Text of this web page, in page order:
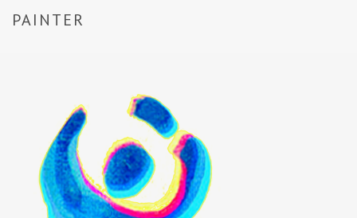
PAINTER